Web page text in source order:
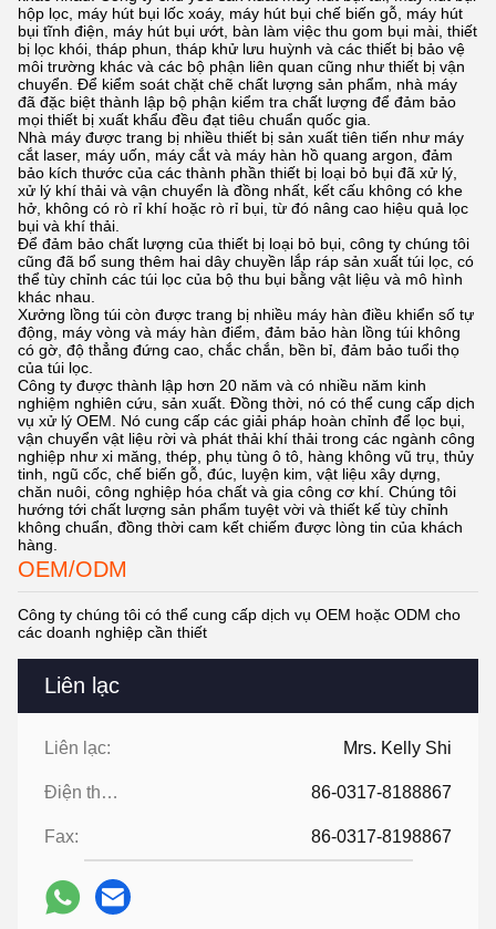
Liên lạc
Liên lạc: Mrs. Kelly Shi
Điện thoại: 86-0317-8188867
Fax: 86-0317-8198867
hộp lọc, máy hút bụi lốc xoáy, máy hút bụi chế biến gỗ, máy hút
bụi tĩnh điện, máy hút bụi ướt, bàn làm việc thu gom bụi mài, thiết
bị lọc khói, tháp phun, tháp khử lưu huỳnh và các thiết bị bảo vệ
môi trường khác và các bộ phận liên quan cũng như thiết bị vận
chuyển. Để kiểm soát chặt chẽ chất lượng sản phẩm, nhà máy
đã đặc biệt thành lập bộ phận kiểm tra chất lượng để đảm bảo
mọi thiết bị xuất khẩu đều đạt tiêu chuẩn quốc gia.
Nhà máy được trang bị nhiều thiết bị sản xuất tiên tiến như máy
cắt laser, máy uốn, máy cắt và máy hàn hồ quang argon, đảm
bảo kích thước của các thành phần thiết bị loại bỏ bụi đã xử lý,
xử lý khí thải và vận chuyển là đồng nhất, kết cấu không có khe
hở, không có rò rỉ khí hoặc rò rỉ bụi, từ đó nâng cao hiệu quả lọc
bụi và khí thải.
Để đảm bảo chất lượng của thiết bị loại bỏ bụi, công ty chúng tôi
cũng đã bổ sung thêm hai dây chuyền lắp ráp sản xuất túi lọc, có
thể tùy chỉnh các túi lọc của bộ thu bụi bằng vật liệu và mô hình
khác nhau.
Xưởng lồng túi còn được trang bị nhiều máy hàn điều khiển số tự
động, máy vòng và máy hàn điểm, đảm bảo hàn lồng túi không
có gờ, độ thẳng đứng cao, chắc chắn, bền bỉ, đảm bảo tuổi thọ
của túi lọc.
Công ty được thành lập hơn 20 năm và có nhiều năm kinh
nghiệm nghiên cứu, sản xuất. Đồng thời, nó có thể cung cấp dịch
vụ xử lý OEM. Nó cung cấp các giải pháp hoàn chỉnh để lọc bụi,
vận chuyển vật liệu rời và phát thải khí thải trong các ngành công
nghiệp như xi măng, thép, phụ tùng ô tô, hàng không vũ trụ, thủy
tinh, ngũ cốc, chế biến gỗ, đúc, luyện kim, vật liệu xây dựng,
chăn nuôi, công nghiệp hóa chất và gia công cơ khí. Chúng tôi
hướng tới chất lượng sản phẩm tuyệt vời và thiết kế tùy chỉnh
không chuẩn, đồng thời cam kết chiếm được lòng tin của khách
hàng.
OEM/ODM
Công ty chúng tôi có thể cung cấp dịch vụ OEM hoặc ODM cho
các doanh nghiệp cần thiết